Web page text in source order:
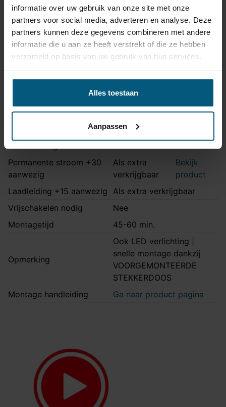
informatie over uw gebruik van onze site met onze
partners voor social media, adverteren en analyse. Deze
partners kunnen deze gegevens combineren met andere
informatie die u aan ze heeft verstrekt of die ze hebben
verzameld op basis van uw gebruik van hun services.
Alles toestaan
Aanpassen
Kabelset specificatie
Artikelnummer
Unikit 13/8
Universeel met module
Stekkeraansluiting
Zonder originele
Nee
Permanente stroom +30
aanwezig
Als extra
verkrijgbaar
Bekijk
product
Laadleiding +15 aanwezig Als extra verkrijgbaar
Vrijschakelen nodig
Nee
Montagetijd
45-60 min.
Opmerking
Ook LED verlichting |
snelle montage dankzij
VOORGEMONTEERDE
STEKKERDOOS
Montage handleiding
Ga naar product pagina